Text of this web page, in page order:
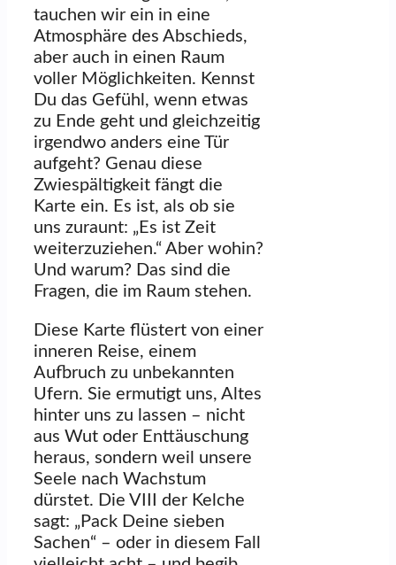
tauchen wir ein in eine
Atmosphäre des Abschieds,
aber auch in einen Raum
voller Möglichkeiten. Kennst
Du das Gefühl, wenn etwas
zu Ende geht und gleichzeitig
irgendwo anders eine Tür
aufgeht? Genau diese
Zwiespältigkeit fängt die
Karte ein. Es ist, als ob sie
uns zuraunt: „Es ist Zeit
weiterzuziehen.“ Aber wohin?
Und warum? Das sind die
Fragen, die im Raum stehen.
Diese Karte flüstert von einer
inneren Reise, einem
Aufbruch zu unbekannten
Ufern. Sie ermutigt uns, Altes
hinter uns zu lassen – nicht
aus Wut oder Enttäuschung
heraus, sondern weil unsere
Seele nach Wachstum
dürstet. Die VIII der Kelche
sagt: „Pack Deine sieben
Sachen“ – oder in diesem Fall